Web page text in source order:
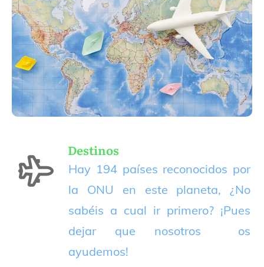
Destinos
Hay 194 países reconocidos por
la ONU en este planeta, ¿No
sabéis a cual ir primero? ¡Pues
dejar que nosotros os
ayudemos!